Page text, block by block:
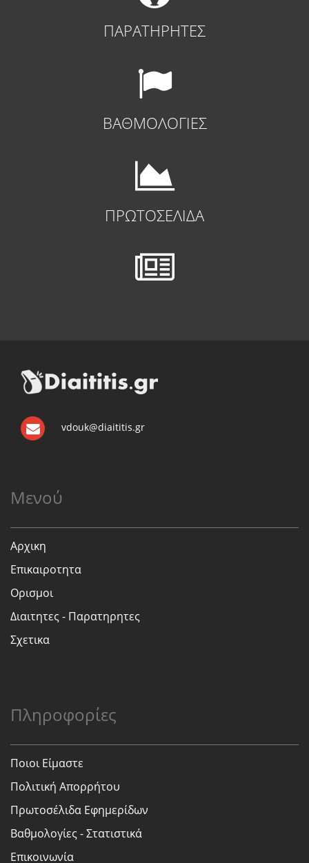
ΠΑΡΑΤΗΡΗΤΕΣ
ΒΑΘΜΟΛΟΓΙΕΣ
ΠΡΩΤΟΣΕΛΙΔΑ
vdouk@diaititis.gr
Μενού
Αρχικη
Επικαιροτητα
Ορισμοι
Διαιτητες - Παρατηρητες
Σχετικα
Πληροφορίες
Ποιοι Είμαστε
Πολιτική Απορρήτου
Πρωτοσέλιδα Εφημερίδων
Βαθμολογίες - Στατιστικά
Επικοινωνία